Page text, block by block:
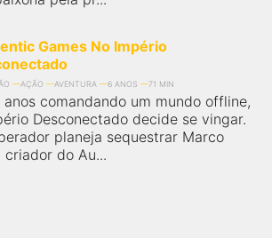
Games No Império
AÇÃO AVENTURA 6 ANOS 71 MIN
anos comandando um mundo offline,
Desconectado decide se vingar.
planeja sequestrar Marco
criador do Au...